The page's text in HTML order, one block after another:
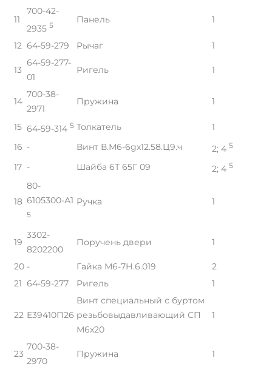
11
700-42-
2935 5
Панель 1
12 64-59-279 Рычаг 1
13
64-59-277-
01
Ригель 1
14
700-38-
2971
Пружина 1
15 64-59-314 5 Толкатель
1
16 - Винт В.М6-6gх12.58.Ц9.ч 2; 4 5
17 - Шайба 6Т 65Г 09 2; 4 5
18
80-
6105300-А1
5
Ручка 1
19
3302-
8202200
Поручень двери 1
20 - Гайка М6-7Н.6.019
2
21 64-59-277 Ригель 1
22 Е39410П26
Винт специальный с буртом
резьбовыдавливающий СП
М6x20
1
23
700-38-
2970
Пружина 1